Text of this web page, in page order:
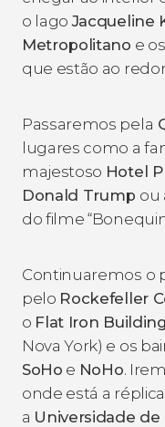
o lagoJacqueline
Metropolitano e
que estão ao
Passaremos pela
lugares como a
majestoso Hotel
Donald Trump ou
do filme
Continuaremos o
pelo Rockefeller
o Flat Iron Building
Nova York) e os
SoHo e NoHo.
onde está a
a Universidade de